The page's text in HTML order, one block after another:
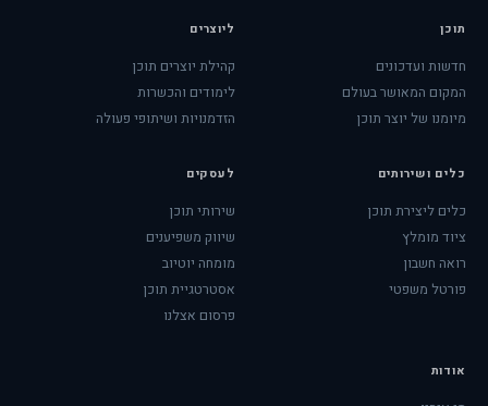
תוכן
חדשות ועדכונים
המקום המאושר בעולם
מיומנו של יוצר תוכן
ליוצרים
קהילת יוצרים תוכן
לימודים והכשרות
הזדמנויות ושיתופי פעולה
כלים ושירותים
כלים ליצירת תוכן
ציוד מומלץ
רואה חשבון
פורטל משפטי
לעסקים
שירותי תוכן
שיווק משפיענים
מומחה יוטיוב
אסטרטגיית תוכן
פרסום אצלנו
אודות